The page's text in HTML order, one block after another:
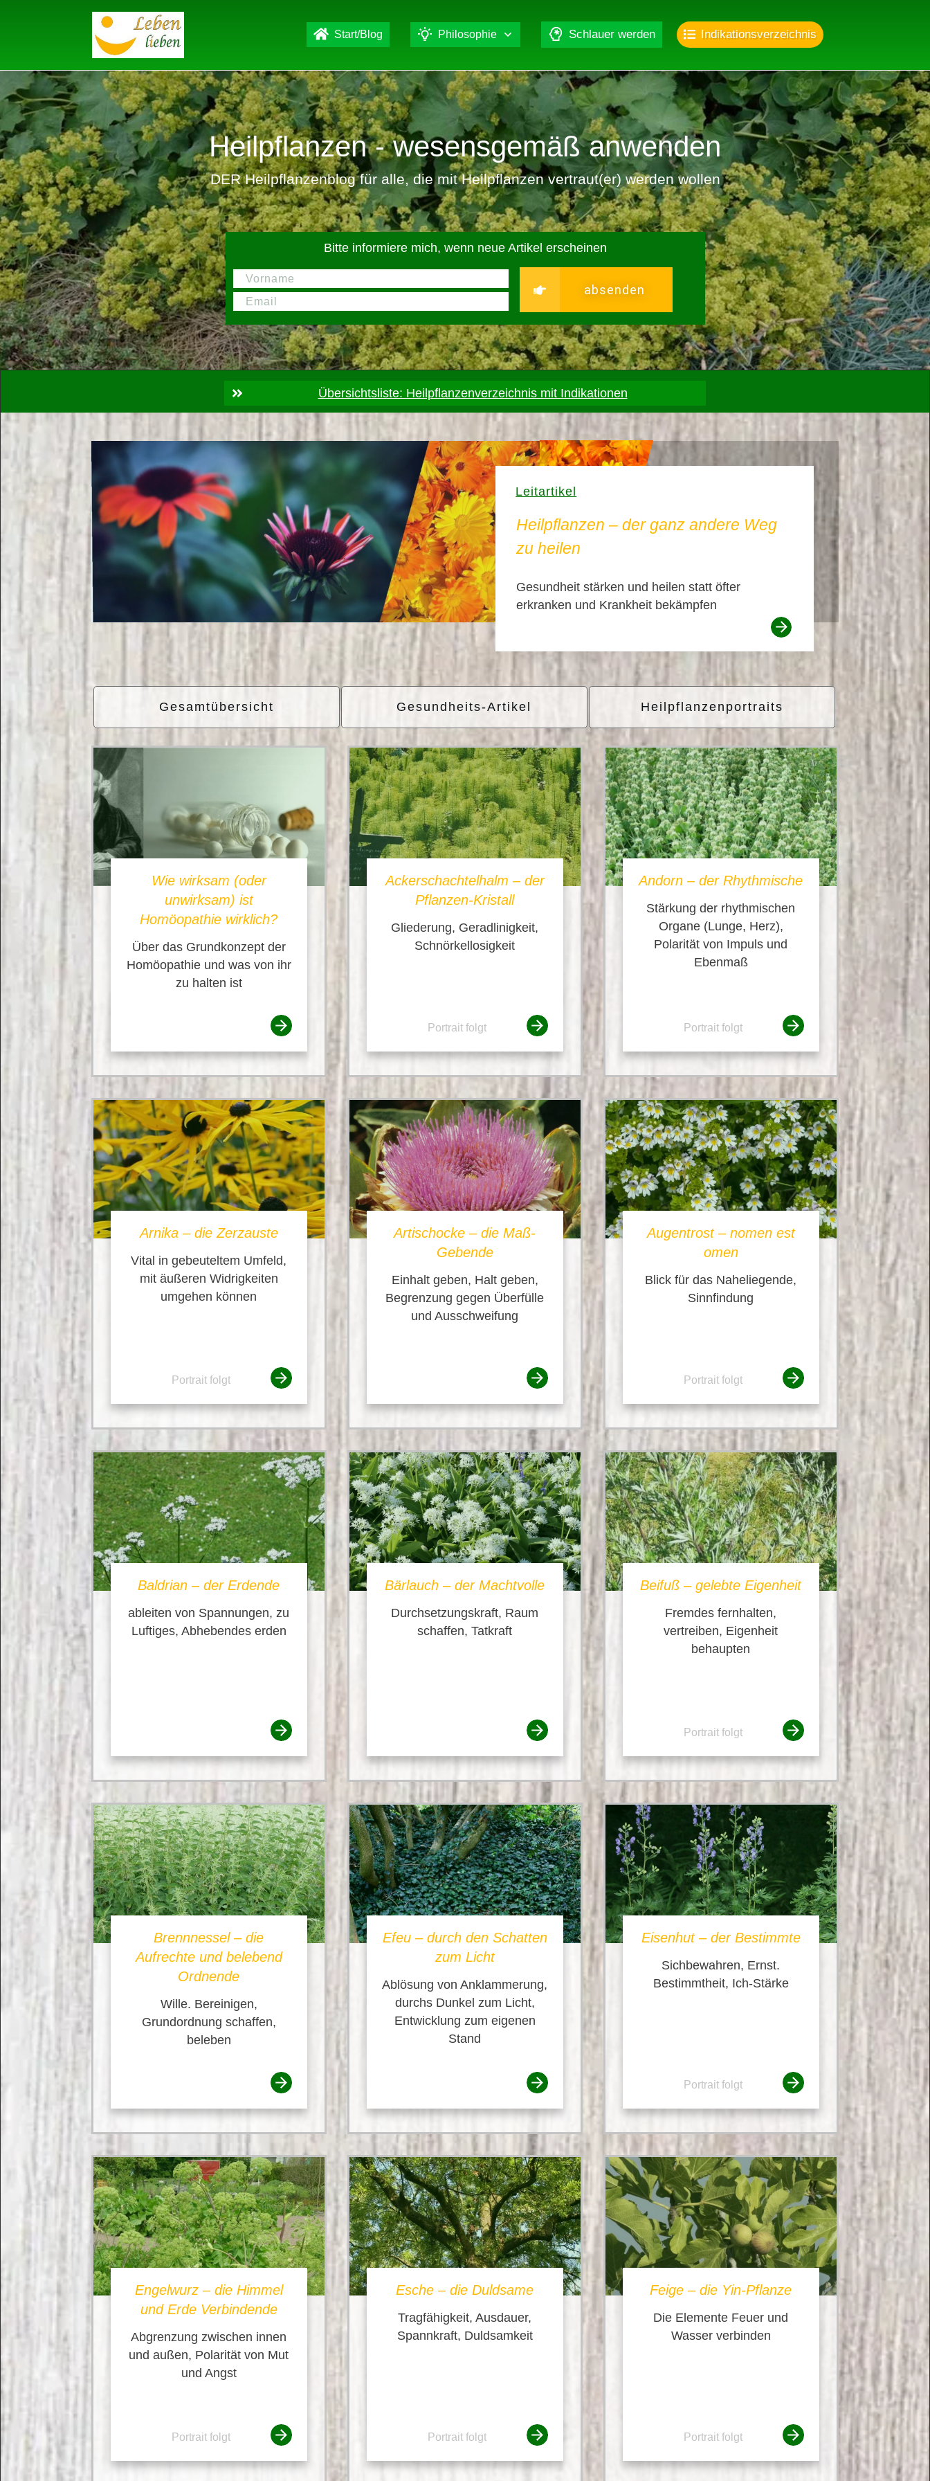
Start/Blog Philosophie Schlauer werden Indikationsverzeichnis
Heilpflanzen - wesensgemäß anwenden
DER Heilpflanzenblog für alle, die mit Heilpflanzen vertraut(er) werden wollen
Bitte informiere mich, wenn neue Artikel erscheinen
absenden
Übersichtsliste: Heilpflanzenverzeichnis mit Indikationen
Leitartikel
Heilpflanzen – der ganz andere Weg
zu heilen
Gesundheit stärken und heilen statt öfter
erkranken und Krankheit bekämpfen
Gesamtübersicht Gesundheits-Artikel Heilpflanzenportraits
Wie wirksam (oder
unwirksam) ist
Homöopathie wirklich?
Über das Grundkonzept der
Homöopathie und was von ihr
zu halten ist
Ackerschachtelhalm – der
Pflanzen-Kristall
Gliederung, Geradlinigkeit,
Schnörkellosigkeit
Portrait folgt
Andorn – der Rhythmische
Stärkung der rhythmischen
Organe (Lunge, Herz),
Polarität von Impuls und
Ebenmaß
Portrait folgt
Arnika – die Zerzauste
Vital in gebeuteltem Umfeld,
mit äußeren Widrigkeiten
umgehen können
Portrait folgt
Artischocke – die Maß-
Gebende
Einhalt geben, Halt geben,
Begrenzung gegen Überfülle
und Ausschweifung
Augentrost – nomen est
omen
Blick für das Naheliegende,
Sinnfindung
Portrait folgt
Baldrian – der Erdende
ableiten von Spannungen, zu
Luftiges, Abhebendes erden
Bärlauch – der Machtvolle
Durchsetzungskraft, Raum
schaffen, Tatkraft
Beifuß – gelebte Eigenheit
Fremdes fernhalten,
vertreiben, Eigenheit
behaupten
Portrait folgt
Brennnessel – die
Aufrechte und belebend
Ordnende
Wille. Bereinigen,
Grundordnung schaffen,
beleben
Efeu – durch den Schatten
zum Licht
Ablösung von Anklammerung,
durchs Dunkel zum Licht,
Entwicklung zum eigenen
Stand
Eisenhut – der Bestimmte
Sichbewahren, Ernst.
Bestimmtheit, Ich-Stärke
Portrait folgt
Engelwurz – die Himmel
und Erde Verbindende
Abgrenzung zwischen innen
und außen, Polarität von Mut
und Angst
Portrait folgt
Esche – die Duldsame
Tragfähigkeit, Ausdauer,
Spannkraft, Duldsamkeit
Portrait folgt
Feige – die Yin-Pflanze
Die Elemente Feuer und
Wasser verbinden
Portrait folgt